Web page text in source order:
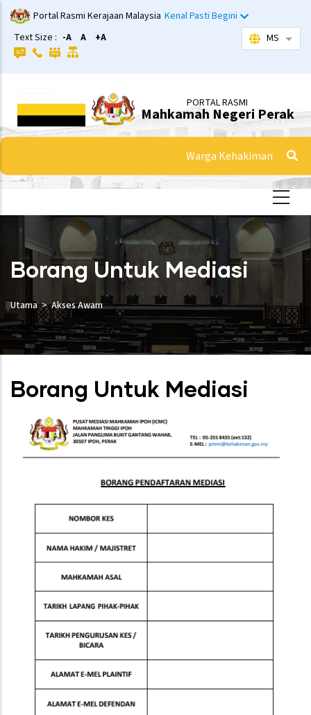
Langkau
ke
kandungan
utama
Portal Rasmi Kerajaan Malaysia Kenal Pasti Begini
Text Size : -A A +A MS
PORTAL RASMI
Mahkamah Negeri Perak
Warga Kehakiman
Borang Untuk Mediasi
Utama Akses Awam
Borang Untuk Mediasi